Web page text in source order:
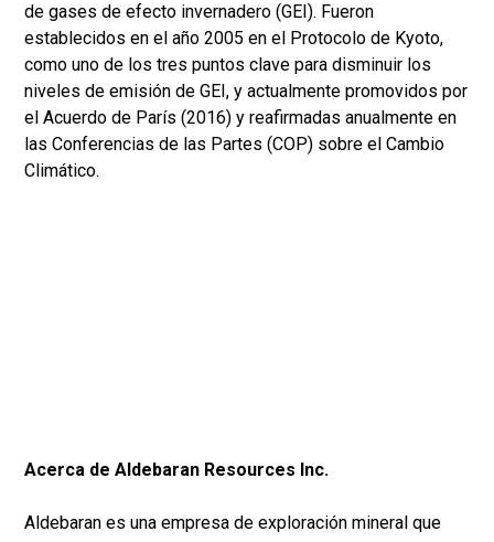
de gases de efecto invernadero (GEI). Fueron
establecidos en el año 2005 en el Protocolo de Kyoto,
como uno de los tres puntos clave para disminuir los
niveles de emisión de GEI, y actualmente promovidos por
el Acuerdo de París (2016) y reafirmadas anualmente en
las Conferencias de las Partes (COP) sobre el Cambio
Climático.
Acerca de Aldebaran Resources Inc.
Aldebaran es una empresa de exploración mineral que